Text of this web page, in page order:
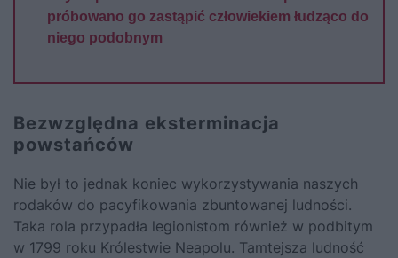
próbowano go zastąpić człowiekiem łudząco do
niego podobnym
Bezwzględna eksterminacja
powstańców
Nie był to jednak koniec wykorzystywania naszych
rodaków do pacyfikowania zbuntowanej ludności.
Taka rola przypadła legionistom również w podbitym
w 1799 roku Królestwie Neapolu. Tamtejsza ludność